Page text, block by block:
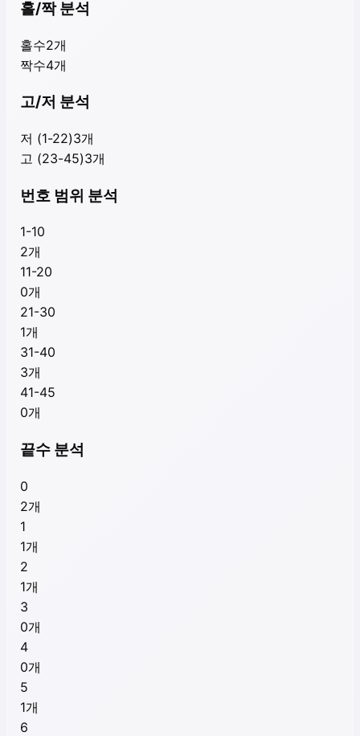
홀/짝 분석
홀수2개
짝수4개
고/저 분석
저 (1-22)3개
고 (23-45)3개
번호 범위 분석
1-10
2개
11-20
0개
21-30
1개
31-40
3개
41-45
0개
끝수 분석
0
2개
1
1개
2
1개
3
0개
4
0개
5
1개
6